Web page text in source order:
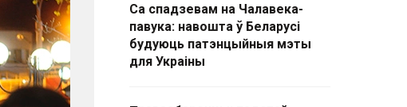
Са спадзевам на Чалавека-
павука: навошта ў Беларусі
будуюць патэнцыйныя мэты
для Украіны